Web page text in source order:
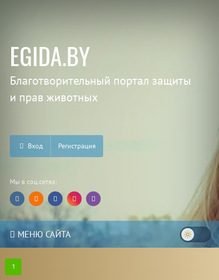
EGIDA.BY
Благотворительный портал защиты
и прав животных
Вход Регистрация
Мы в соц.сетях:
МЕНЮ САЙТА
1